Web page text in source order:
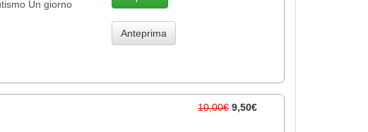
Un giorno
Anteprima
10,00€ 9,50€